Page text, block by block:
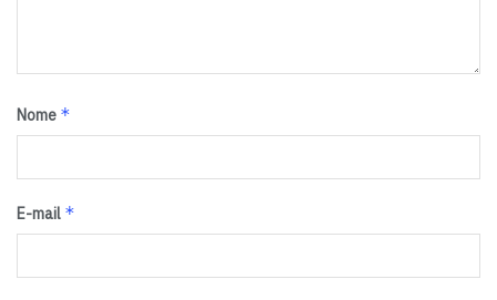
Nome *
E-mail *